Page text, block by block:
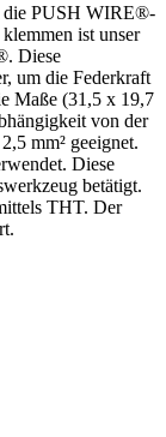
die PUSH WIRE®-
ist unser
Diese
um die Federkraft
Maße (31,5 x 19,7
von der
mm² geeignet.
Diese
betätigt.
THT. Der